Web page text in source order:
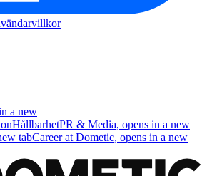
a new
HållbarhetPR & Media, opens in a new
tabCareer at Dometic, opens in a new